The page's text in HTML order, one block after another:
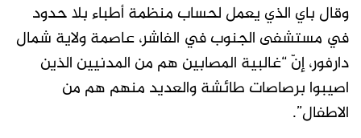
وقال باي الذي يعمل لحساب منظمة أطباء بلا حدود
في مستشفى الجنوب في الفاشر، عاصمة ولاية شمال
دارفور، إنّ “غالبية المصابين هم من المدنيين الذين
اصيبوا برصاصات طائشة والعديد منهم هم من
الاطفال”.